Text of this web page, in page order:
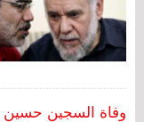
وفاة السجين حسين